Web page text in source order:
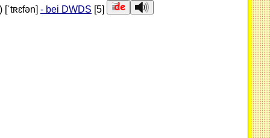
[ˈtʀɛfən] - bei DWDS [5]